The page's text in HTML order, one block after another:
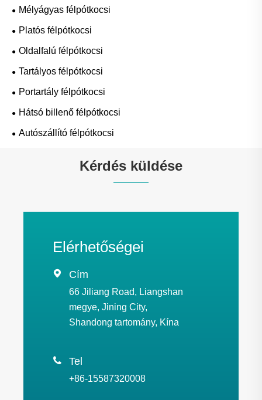
Mélyágyas félpótkocsi
Platós félpótkocsi
Oldalfalú félpótkocsi
Tartályos félpótkocsi
Portartály félpótkocsi
Hátsó billenő félpótkocsi
Autószállító félpótkocsi
Kérdés küldése
Elérhetőségei
 Cím
66 Jiliang Road, Liangshan
megye, Jining City,
Shandong tartomány, Kína
 Tel
+86-15587320008